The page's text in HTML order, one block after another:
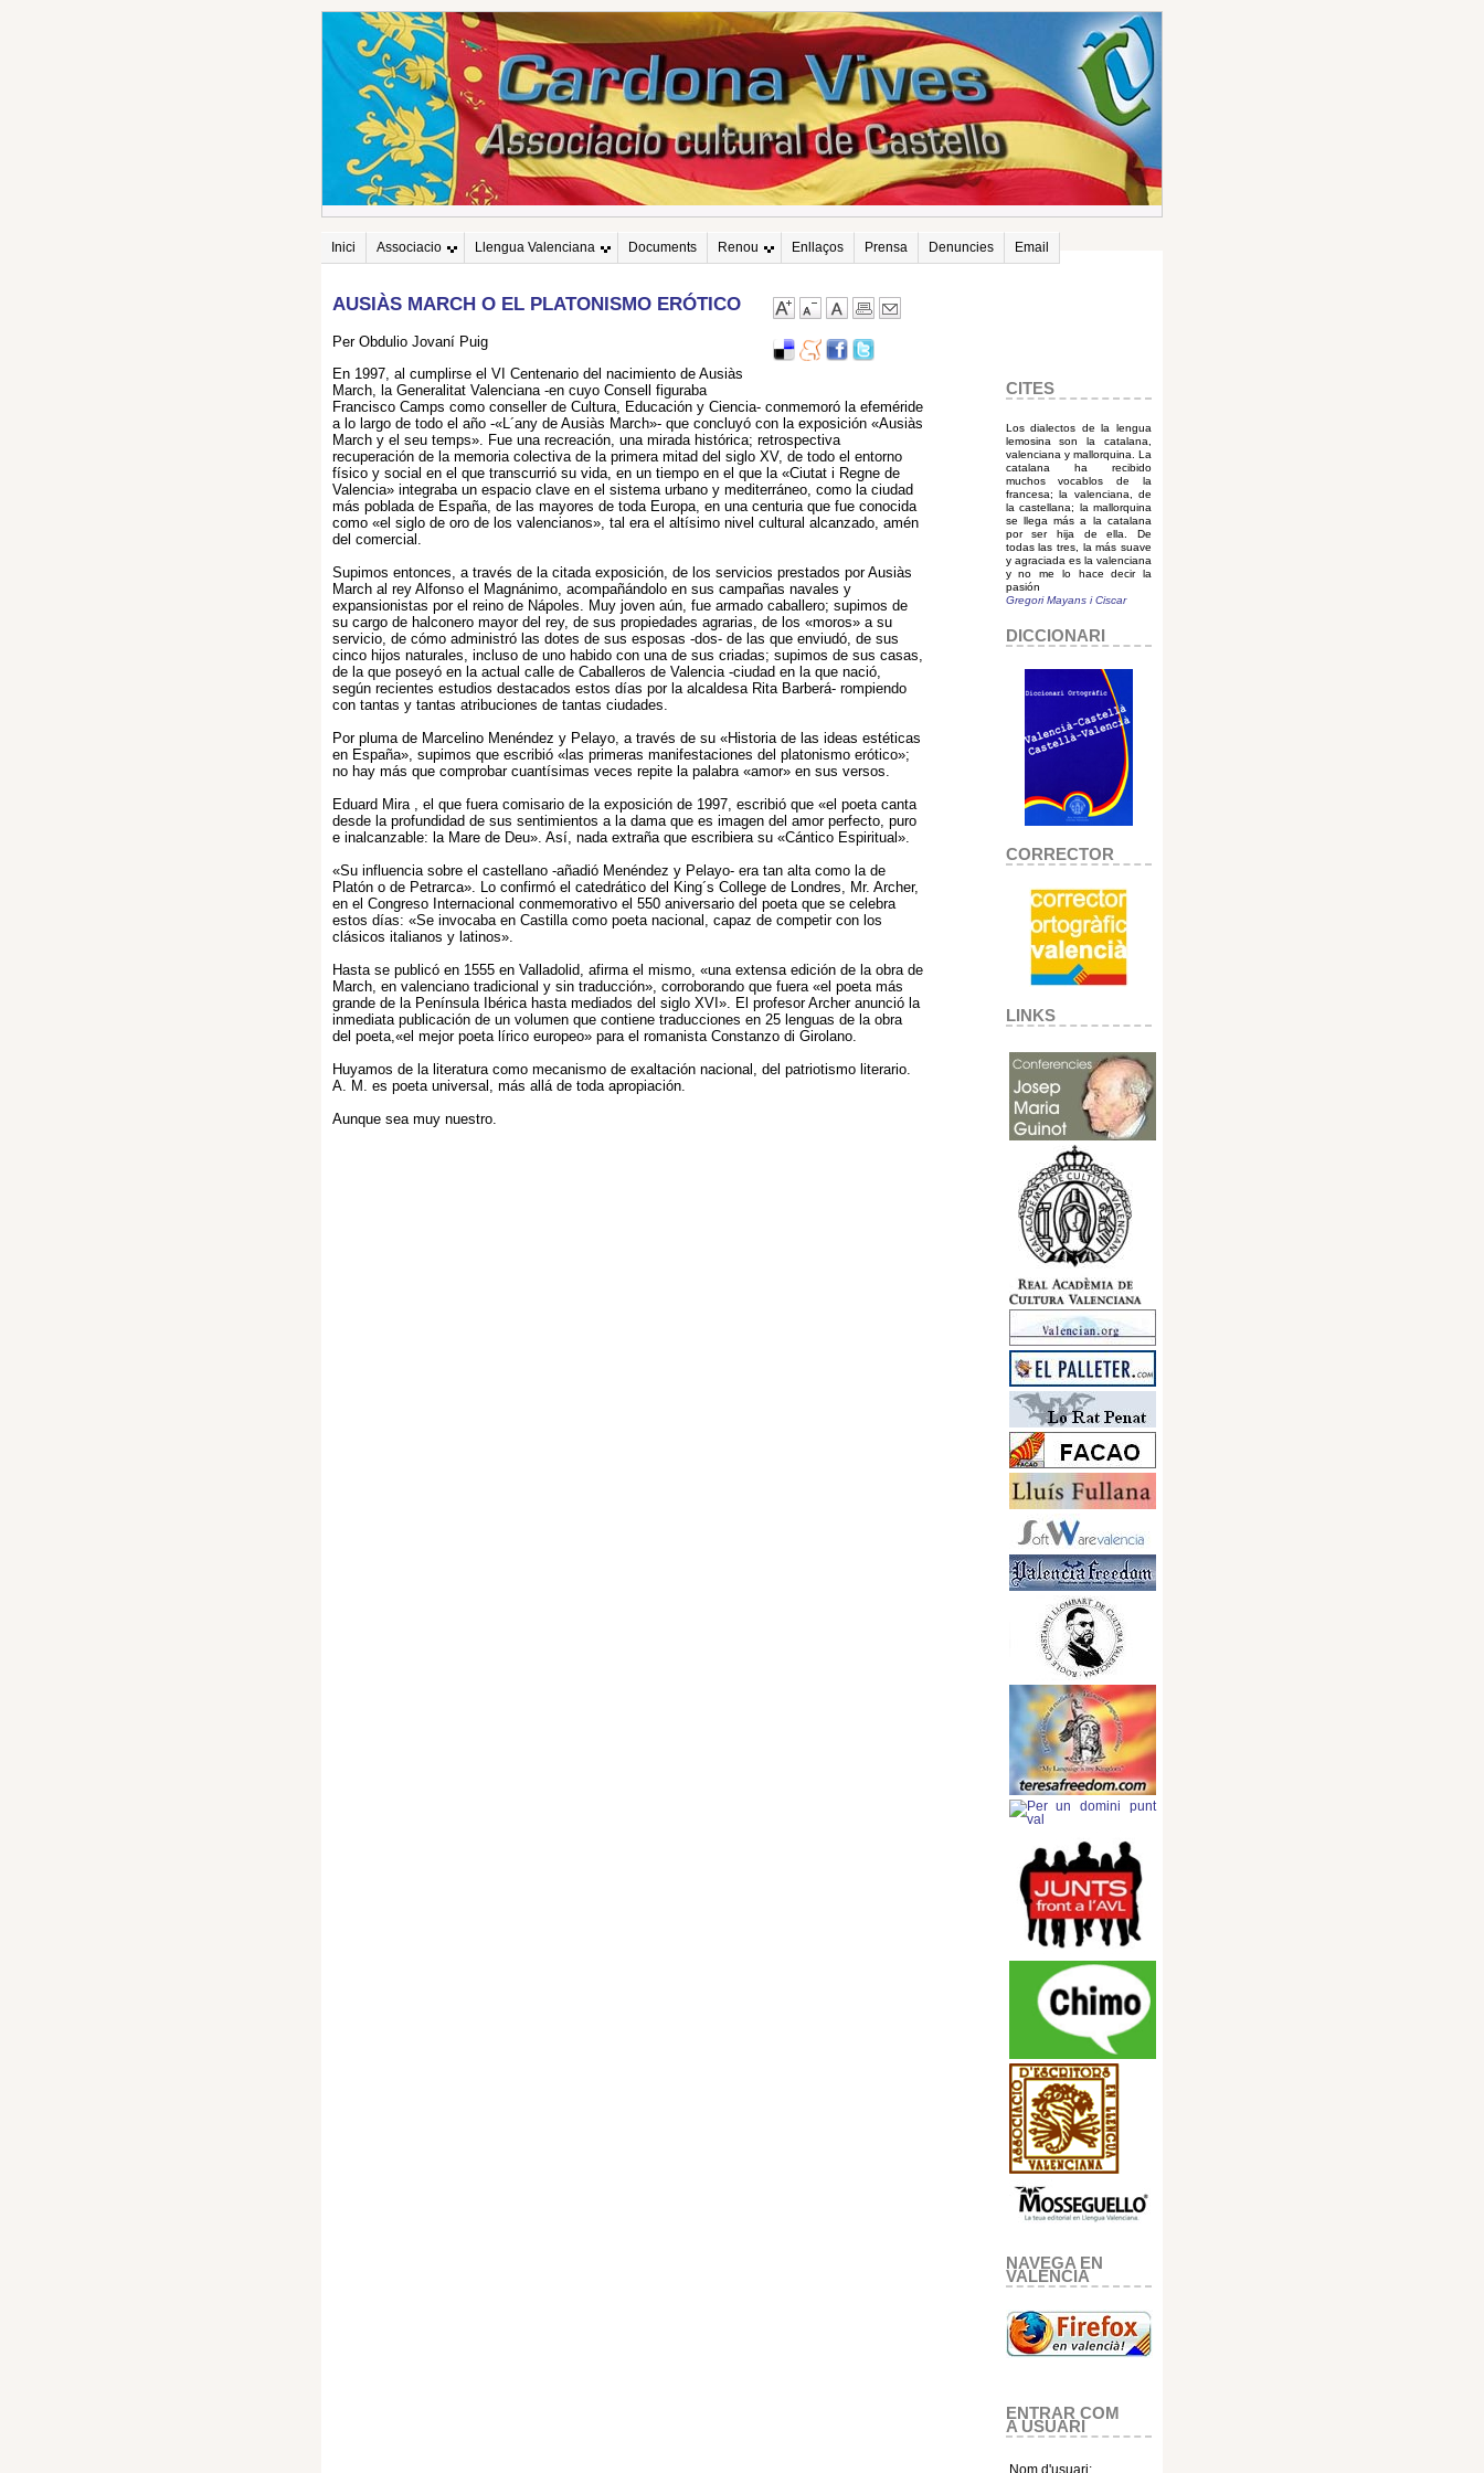
Inici Associacio Llengua Valenciana Documents Renou Enllaços Prensa Denuncies Email
AUSIÀS MARCH O EL PLATONISMO ERÓTICO
Per Obdulio Jovaní Puig
En 1997, al cumplirse el VI Centenario del nacimiento de Ausiàs
March, la Generalitat Valenciana -en cuyo Consell figuraba
Francisco Camps como conseller de Cultura, Educación y Ciencia- conmemoró la efeméride
a lo largo de todo el año -«L´any de Ausiàs March»- que concluyó con la exposición «Ausiàs
March y el seu temps». Fue una recreación, una mirada histórica; retrospectiva
recuperación de la memoria colectiva de la primera mitad del siglo XV, de todo el entorno
físico y social en el que transcurrió su vida, en un tiempo en el que la «Ciutat i Regne de
Valencia» integraba un espacio clave en el sistema urbano y mediterráneo, como la ciudad
más poblada de España, de las mayores de toda Europa, en una centuria que fue conocida
como «el siglo de oro de los valencianos», tal era el altísimo nivel cultural alcanzado, amén
del comercial.
Supimos entonces, a través de la citada exposición, de los servicios prestados por Ausiàs
March al rey Alfonso el Magnánimo, acompañándolo en sus campañas navales y
expansionistas por el reino de Nápoles. Muy joven aún, fue armado caballero; supimos de
su cargo de halconero mayor del rey, de sus propiedades agrarias, de los «moros» a su
servicio, de cómo administró las dotes de sus esposas -dos- de las que enviudó, de sus
cinco hijos naturales, incluso de uno habido con una de sus criadas; supimos de sus casas,
de la que poseyó en la actual calle de Caballeros de Valencia -ciudad en la que nació,
según recientes estudios destacados estos días por la alcaldesa Rita Barberá- rompiendo
con tantas y tantas atribuciones de tantas ciudades.
Por pluma de Marcelino Menéndez y Pelayo, a través de su «Historia de las ideas estéticas
en España», supimos que escribió «las primeras manifestaciones del platonismo erótico»;
no hay más que comprobar cuantísimas veces repite la palabra «amor» en sus versos.
Eduard Mira , el que fuera comisario de la exposición de 1997, escribió que «el poeta canta
desde la profundidad de sus sentimientos a la dama que es imagen del amor perfecto, puro
e inalcanzable: la Mare de Deu». Así, nada extraña que escribiera su «Cántico Espiritual».
«Su influencia sobre el castellano -añadió Menéndez y Pelayo- era tan alta como la de
Platón o de Petrarca». Lo confirmó el catedrático del King´s College de Londres, Mr. Archer,
en el Congreso Internacional conmemorativo el 550 aniversario del poeta que se celebra
estos días: «Se invocaba en Castilla como poeta nacional, capaz de competir con los
clásicos italianos y latinos».
Hasta se publicó en 1555 en Valladolid, afirma el mismo, «una extensa edición de la obra de
March, en valenciano tradicional y sin traducción», corroborando que fuera «el poeta más
grande de la Península Ibérica hasta mediados del siglo XVI». El profesor Archer anunció la
inmediata publicación de un volumen que contiene traducciones en 25 lenguas de la obra
del poeta,«el mejor poeta lírico europeo» para el romanista Constanzo di Girolano.
Huyamos de la literatura como mecanismo de exaltación nacional, del patriotismo literario.
A. M. es poeta universal, más allá de toda apropiación.
Aunque sea muy nuestro.
CITES
Los dialectos de la lengua
lemosina son la catalana,
valenciana y mallorquina. La
catalana ha recibido
muchos vocablos de la
francesa; la valenciana, de
la castellana; la mallorquina
se llega más a la catalana
por ser hija de ella. De
todas las tres, la más suave
y agraciada es la valenciana
y no me lo hace decir la
pasión
Gregori Mayans i Ciscar
DICCIONARI
CORRECTOR
LINKS
NAVEGA EN
VALENCIA
ENTRAR COM
A USUARI